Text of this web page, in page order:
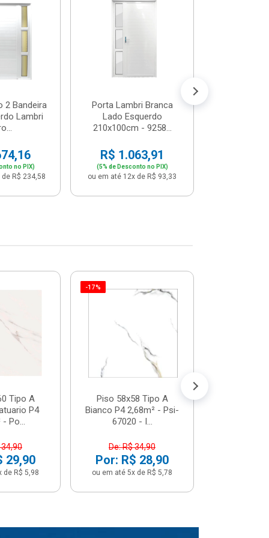
2 Bandeira
Lambri
no PIX)
R$ 234,58
Porta Lambri Branca
Lado Esquerdo
210x100cm - 9258...
R$ 1.063,91
(5% de Desconto no PIX)
ou em até 12x de R$ 93,33
Tipo A
P4
- Po...
34,90
29,90
de R$ 5,98
-17%
Piso 58x58 Tipo A
Bianco P4 2,68m² - Psi-
67020 - I...
De: R$ 34,90
Por: R$ 28,90
ou em até 5x de R$ 5,78